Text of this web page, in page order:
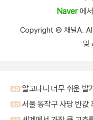
Naver에
Copyright Ⓒ 채널A.
및